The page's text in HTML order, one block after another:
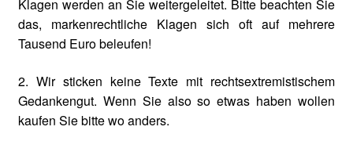
Klagen werden an Sie weitergeleitet. Bitte beachten Sie
das, markenrechtliche Klagen sich oft auf mehrere
Tausend Euro beleufen!
2. Wir sticken keine Texte mit rechtsextremistischem
Gedankengut. Wenn Sie also so etwas haben wollen
kaufen Sie bitte wo anders.